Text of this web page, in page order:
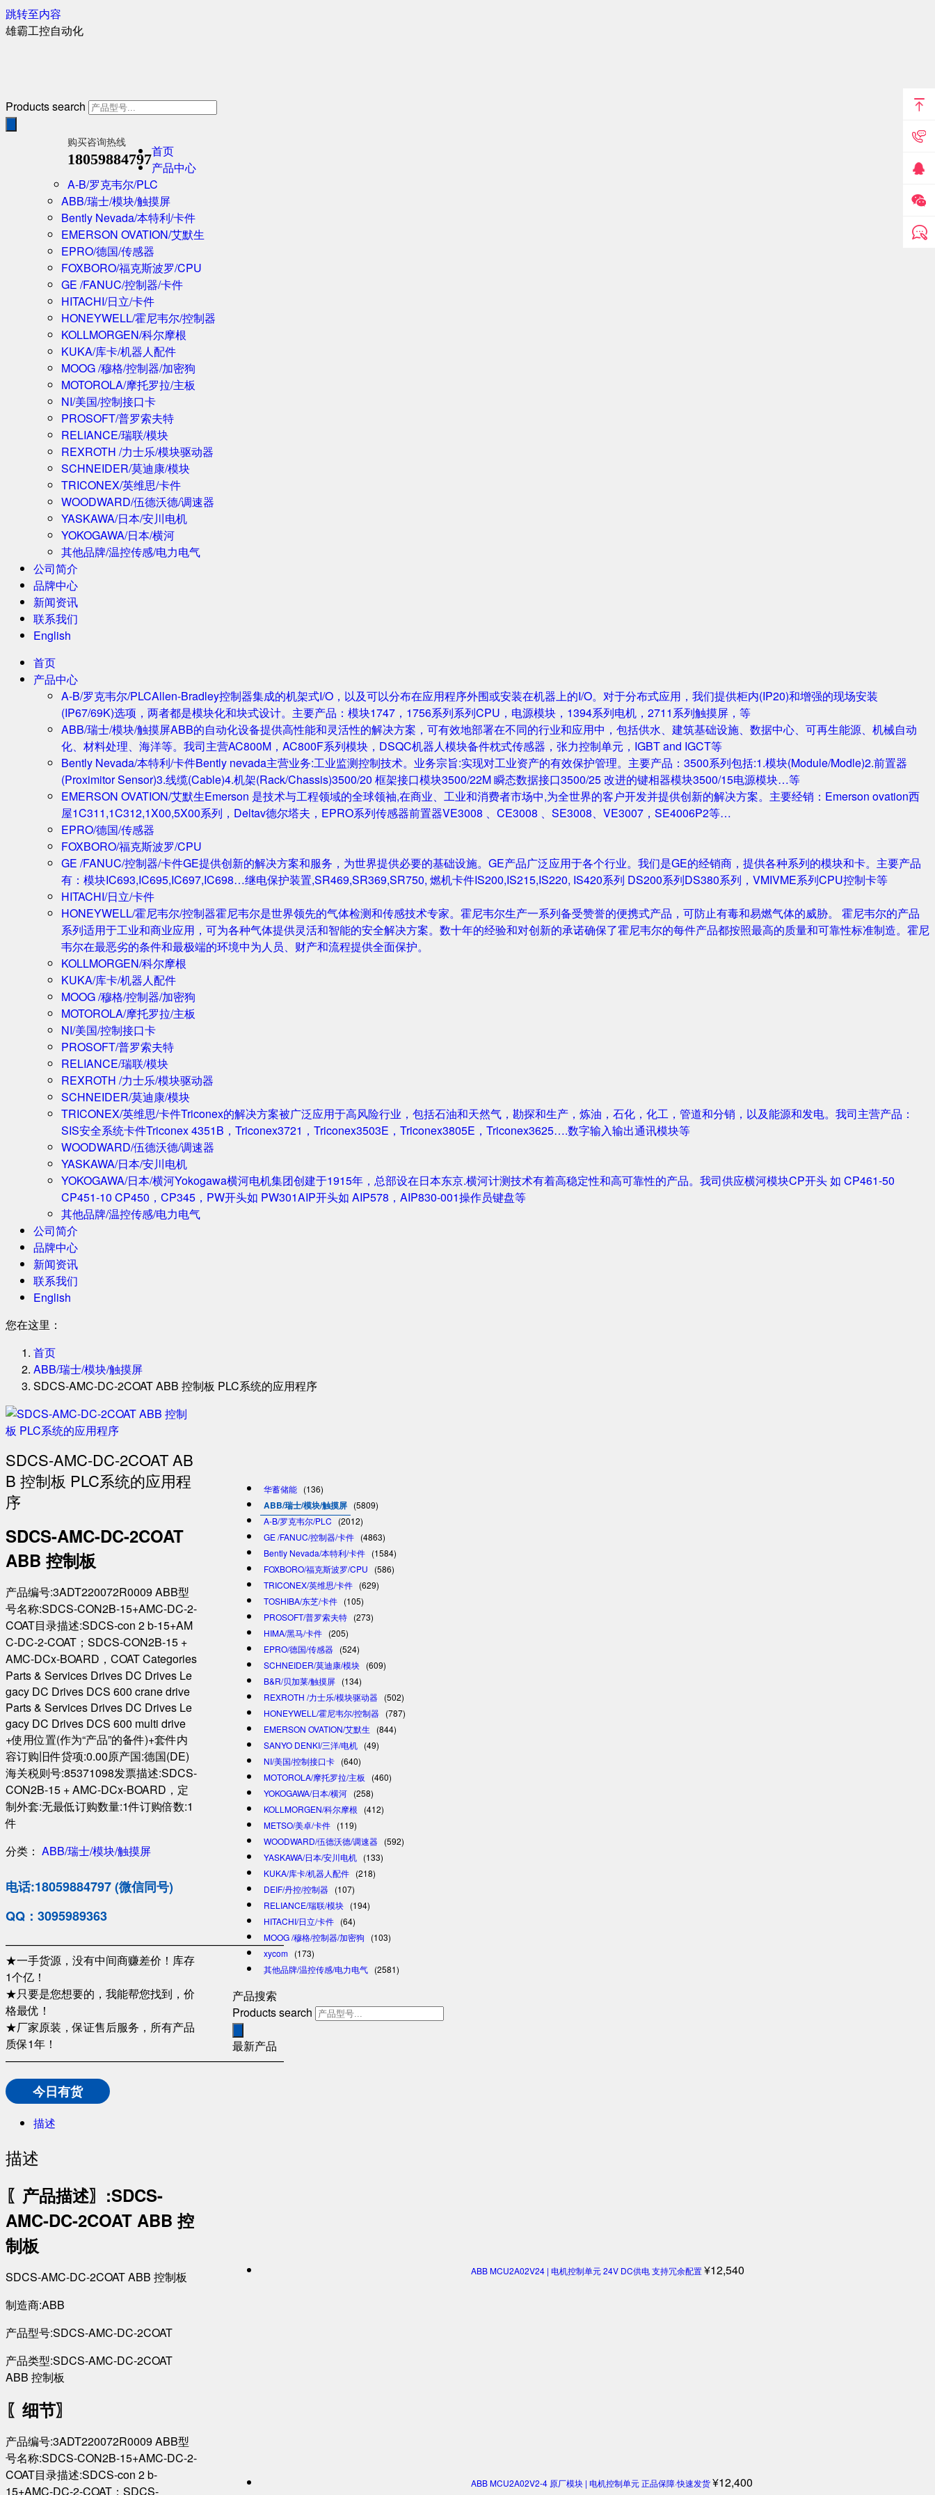
跳转至内容
雄霸工控自动化
Products search
购买咨询热线
18059884797首页
产品中心
A-B/罗克韦尔/PLC
ABB/瑞士/模块/触摸屏
Bently Nevada/本特利/卡件
EMERSON OVATION/艾默生
EPRO/德国/传感器
FOXBORO/福克斯波罗/CPU
GE /FANUC/控制器/卡件
HITACHI/日立/卡件
HONEYWELL/霍尼韦尔/控制器
KOLLMORGEN/科尔摩根
KUKA/库卡/机器人配件
MOOG /穆格/控制器/加密狗
MOTOROLA/摩托罗拉/主板
NI/美国/控制接口卡
PROSOFT/普罗索夫特
RELIANCE/瑞联/模块
REXROTH /力士乐/模块驱动器
SCHNEIDER/莫迪康/模块
TRICONEX/英维思/卡件
WOODWARD/伍德沃德/调速器
YASKAWA/日本/安川电机
YOKOGAWA/日本/横河
其他品牌/温控传感/电力电气
公司简介
品牌中心
新闻资讯
联系我们
English
首页
产品中心
A-B/罗克韦尔/PLCAllen-Bradley控制器集成的机架式I/O，以及可以分布在应用程序外围或安装在机器上的I/O。对于分布式应用，我们提供柜内(IP20)和增强的现场安装
(IP67/69K)选项，两者都是模块化和块式设计。主要产品：模块1747，1756系列系列CPU，电源模块，1394系列电机，2711系列触摸屏，等
ABB/瑞士/模块/触摸屏ABB的自动化设备提供高性能和灵活性的解决方案，可有效地部署在不同的行业和应用中，包括供水、建筑基础设施、数据中心、可再生能源、机械自动
化、材料处理、海洋等。我司主营AC800M，AC800F系列模块，DSQC机器人模块备件枕式传感器，张力控制单元，IGBT and IGCT等
Bently Nevada/本特利/卡件Bently nevada主营业务:工业监测控制技术。业务宗旨:实现对工业资产的有效保护管理。主要产品：3500系列包括:1.模块(Module/Modle)2.前置器
(Proximitor Sensor)3.线缆(Cable)4.机架(Rack/Chassis)3500/20 框架接口模块3500/22M 瞬态数据接口3500/25 改进的键相器模块3500/15电源模块…等
EMERSON OVATION/艾默生Emerson 是技术与工程领域的全球领袖,在商业、工业和消费者市场中,为全世界的客户开发并提供创新的解决方案。主要经销：Emerson ovation西
屋1C311,1C312,1X00,5X00系列，Deltav德尔塔夫，EPRO系列传感器前置器VE3008 、CE3008 、SE3008、VE3007，SE4006P2等…
EPRO/德国/传感器
FOXBORO/福克斯波罗/CPU
GE /FANUC/控制器/卡件GE提供创新的解决方案和服务，为世界提供必要的基础设施。GE产品广泛应用于各个行业。我们是GE的经销商，提供各种系列的模块和卡。主要产品
有：模块IC693,IC695,IC697,IC698…继电保护装置,SR469,SR369,SR750, 燃机卡件IS200,IS215,IS220, IS420系列 DS200系列DS380系列，VMIVME系列CPU控制卡等
HITACHI/日立/卡件
HONEYWELL/霍尼韦尔/控制器霍尼韦尔是世界领先的气体检测和传感技术专家。霍尼韦尔生产一系列备受赞誉的便携式产品，可防止有毒和易燃气体的威胁。 霍尼韦尔的产品
系列适用于工业和商业应用，可为各种气体提供灵活和智能的安全解决方案。数十年的经验和对创新的承诺确保了霍尼韦尔的每件产品都按照最高的质量和可靠性标准制造。霍尼
韦尔在最恶劣的条件和最极端的环境中为人员、财产和流程提供全面保护。
KOLLMORGEN/科尔摩根
KUKA/库卡/机器人配件
MOOG /穆格/控制器/加密狗
MOTOROLA/摩托罗拉/主板
NI/美国/控制接口卡
PROSOFT/普罗索夫特
RELIANCE/瑞联/模块
REXROTH /力士乐/模块驱动器
SCHNEIDER/莫迪康/模块
TRICONEX/英维思/卡件Triconex的解决方案被广泛应用于高风险行业，包括石油和天然气，勘探和生产，炼油，石化，化工，管道和分销，以及能源和发电。我司主营产品：
SIS安全系统卡件Triconex 4351B，Triconex3721，Triconex3503E，Triconex3805E，Triconex3625….数字输入输出通讯模块等
WOODWARD/伍德沃德/调速器
YASKAWA/日本/安川电机
YOKOGAWA/日本/横河Yokogawa横河电机集团创建于1915年，总部设在日本东京.横河计测技术有着高稳定性和高可靠性的产品。我司供应横河模块CP开头 如 CP461-50
CP451-10 CP450，CP345，PW开头如 PW301AIP开头如 AIP578，AIP830-001操作员键盘等
其他品牌/温控传感/电力电气
公司简介
品牌中心
新闻资讯
联系我们
English
您在这里：
首页
ABB/瑞士/模块/触摸屏
SDCS-AMC-DC-2COAT ABB 控制板 PLC系统的应用程序
SDCS-AMC-DC-2COAT AB
B 控制板 PLC系统的应用程
序
SDCS-AMC-DC-2COAT
ABB 控制板
产品编号:3ADT220072R0009 ABB型
号名称:SDCS-CON2B-15+AMC-DC-2-
COAT目录描述:SDCS-con 2 b-15+AM
C-DC-2-COAT；SDCS-CON2B-15 +
AMC-DCx-BOARD，COAT Categories
Parts & Services Drives DC Drives Le
gacy DC Drives DCS 600 crane drive
Parts & Services Drives DC Drives Le
gacy DC Drives DCS 600 multi drive
+使用位置(作为“产品”的备件)+套件内
容订购旧件贷项:0.00原产国:德国(DE)
海关税则号:85371098发票描述:SDCS-
CON2B-15 + AMC-DCx-BOARD，定
制外套:无最低订购数量:1件订购倍数:1
件
分类： ABB/瑞士/模块/触摸屏
电话:18059884797 (微信同号)
QQ：3095989363
—————————————————————————
★一手货源，没有中间商赚差价！库存
1个亿！
★只要是您想要的，我能帮您找到，价
格最优！
★厂家原装，保证售后服务，所有产品
质保1年！
—————————————————————————
今日有货
描述
描述
〖产品描述〗 :SDCS-
AMC-DC-2COAT ABB 控
制板
SDCS-AMC-DC-2COAT ABB 控制板
制造商:ABB
产品型号:SDCS-AMC-DC-2COAT
产品类型:SDCS-AMC-DC-2COAT
ABB 控制板
〖细节〗
产品编号:3ADT220072R0009 ABB型
号名称:SDCS-CON2B-15+AMC-DC-2-
COAT目录描述:SDCS-con 2 b-
15+AMC-DC-2-COAT；SDCS-
华蓄储能 (136)
ABB/瑞士/模块/触摸屏 (5809)
A-B/罗克韦尔/PLC
(2012)
GE /FANUC/控制器/卡件 (4863)
Bently Nevada/本特利/卡件 (1584)
FOXBORO/福克斯波罗/CPU
(586)
TRICONEX/英维思/卡件 (629)
TOSHIBA/东芝/卡件 (105)
PROSOFT/普罗索夫特 (273)
HIMA/黑马/卡件 (205)
EPRO/德国/传感器 (524)
SCHNEIDER/莫迪康/模块 (609)
B&R/贝加莱/触摸屏 (134)
REXROTH /力士乐/模块驱动器 (502)
HONEYWELL/霍尼韦尔/控制器 (787)
EMERSON OVATION/艾默生
(844)
SANYO DENKI/三洋/电机 (49)
NI/美国/控制接口卡 (640)
MOTOROLA/摩托罗拉/主板
(460)
YOKOGAWA/日本/横河 (258)
KOLLMORGEN/科尔摩根
(412)
METSO/美卓/卡件 (119)
WOODWARD/伍德沃德/调速器 (592)
YASKAWA/日本/安川电机 (133)
KUKA/库卡/机器人配件 (218)
DEIF/丹控/控制器 (107)
RELIANCE/瑞联/模块 (194)
HITACHI/日立/卡件 (64)
MOOG /穆格/控制器/加密狗
(103)
xycom (173)
其他品牌/温控传感/电力电气 (2581)
产品搜索
Products search
最新产品
ABB MCU2A02V24 | 电机控制单元 24V DC供电 支持冗余配置¥12,540
ABB MCU2A02V2-4 原厂模块 | 电机控制单元 正品保障·快速发货¥12,400